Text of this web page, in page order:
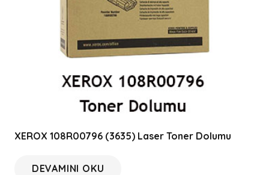
XEROX 108R00796 (3635) Laser Toner Dolumu
DEVAMINI OKU